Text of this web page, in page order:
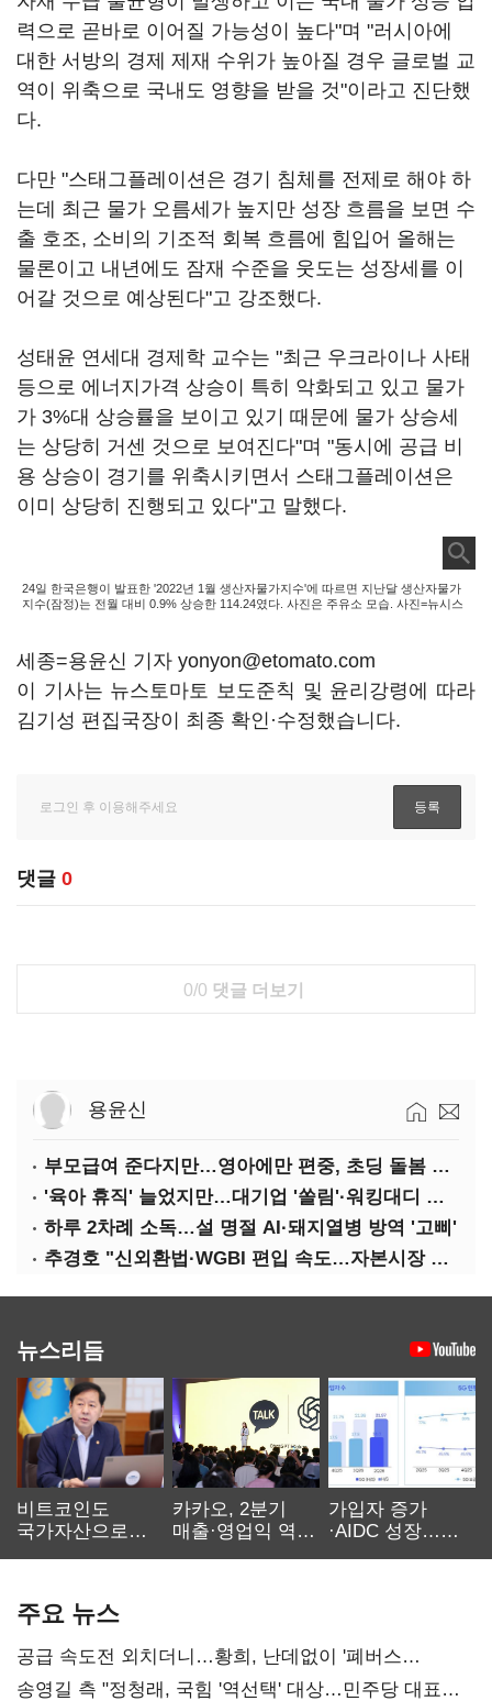
력으로 곧바로 이어질 가능성이 높다"며 "러시아에
대한 서방의 경제 제재 수위가 높아질 경우 글로벌 교
역이 위축으로 국내도 영향을 받을 것"이라고 진단했
다.
다만 "스태그플레이션은 경기 침체를 전제로 해야 하
는데 최근 물가 오름세가 높지만 성장 흐름을 보면 수
출 호조, 소비의 기조적 회복 흐름에 힘입어 올해는
물론이고 내년에도 잠재 수준을 웃도는 성장세를 이
어갈 것으로 예상된다"고 강조했다.
성태윤 연세대 경제학 교수는 "최근 우크라이나 사태
등으로 에너지가격 상승이 특히 악화되고 있고 물가
가 3%대 상승률을 보이고 있기 때문에 물가 상승세
는 상당히 거센 것으로 보여진다"며 "동시에 공급 비
용 상승이 경기를 위축시키면서 스태그플레이션은
이미 상당히 진행되고 있다"고 말했다.
24일 한국은행이 발표한 '2022년 1월 생산자물가지수'에 따르면 지난달 생산자물가
지수(잠정)는 전월 대비 0.9% 상승한 114.24였다. 사진은 주유소 모습. 사진=뉴시스
세종=용윤신 기자 yonyon@etomato.com
이 기사는 뉴스토마토 보도준칙 및 윤리강령에 따라
김기성 편집국장이 최종 확인·수정했습니다.
댓글 0
0/0 댓글 더보기
용윤신
부모급여 준다지만…영아에만 편중, 초딩 돌봄 절실
'육아 휴직' 늘었지만…대기업 '쏠림'·워킹대디 여전히 '저조'
하루 2차례 소독…설 명절 AI·돼지열병 방역 '고삐'
추경호 "신외환법·WGBI 편입 속도…자본시장 투자환경 개선"
뉴스리듬
비트코인도
국가자산으로…'
카카오, 2분기
매출·영업익 역대
가입자 증가
·AIDC 성장…
주요 뉴스
공급 속도전 외치더니…황희, 난데없이 '폐버스
리모델링' 제안
송영길 측 "정청래, 국힘 '역선택' 대상…민주당 대표로